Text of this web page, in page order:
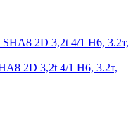
2D 3,2t 4/1 H6, 3.2т,